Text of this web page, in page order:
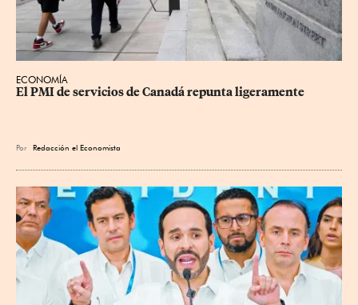
ECONOMÍA
El PMI de servicios de Canadá repunta ligeramente
Por Redacción el Economista